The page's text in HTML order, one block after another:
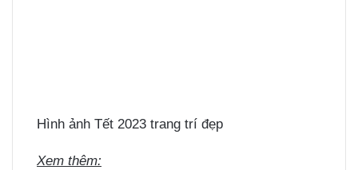
Hình ảnh Tết 2023 trang trí đẹp
Xem thêm: